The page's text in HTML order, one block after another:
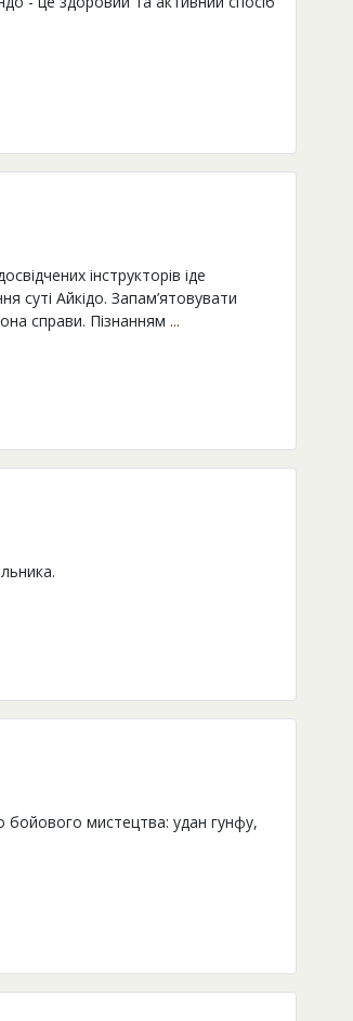
інструкторів іде
суті Айкідо. Запам’ятовувати
справи. Пізнанням ...
бойового мистецтва: удан гунфу,